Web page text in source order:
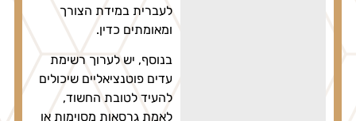
לעברית במידת הצורך
ומאומתים כדין.
בנוסף, יש לערוך רשימת
עדים פוטנציאליים שיכולים
להעיד לטובת החשוד,
לאמת גרסאות מסוימות או